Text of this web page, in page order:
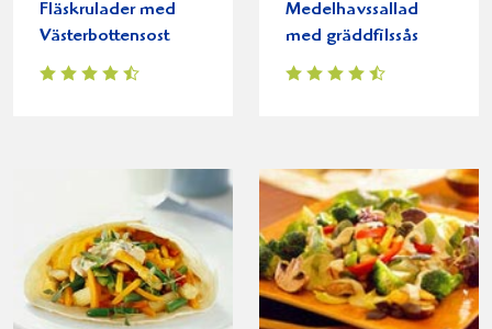
Fläskrulader med
Västerbottensost
Medelhavssallad
med gräddfilssås